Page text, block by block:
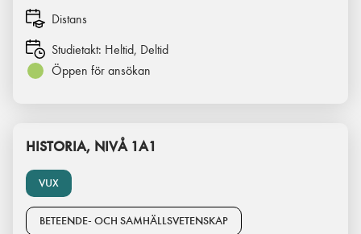
Distans
Studietakt: Heltid, Deltid
Öppen för ansökan
VUX
HISTORIA, NIVÅ 1A1
BETEENDE- OCH SAMHÄLLSVETENSKAP